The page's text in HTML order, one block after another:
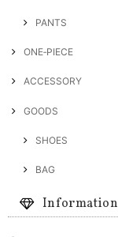
PANTS
ONE‐PIECE
ACCESSORY
GOODS
SHOES
BAG
Information